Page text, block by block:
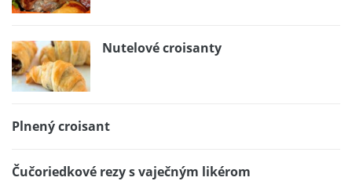
Nutelové croisanty
Plnený croisant
Čučoriedkové rezy s vaječným likérom